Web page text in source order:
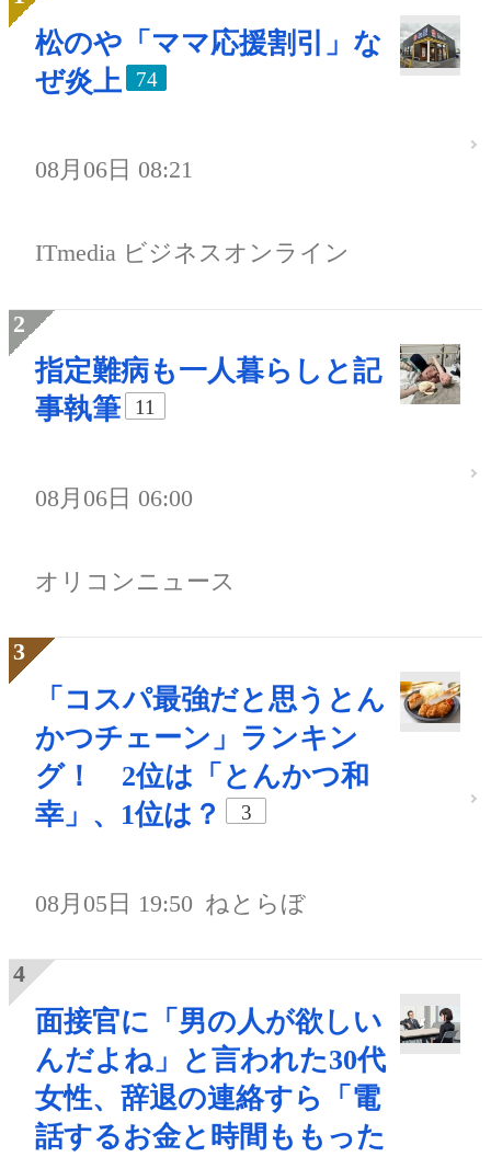
松のや「ママ応援割引」な
ぜ炎上
74
08月06日 08:21
ITmedia ビジネスオンライン
指定難病も一人暮らしと記
事執筆
11
08月06日 06:00
オリコンニュース
「コスパ最強だと思うとん
かつチェーン」ランキン
グ！ 2位は「とんかつ和
幸」、1位は？
3
08月05日 19:50 ねとらぼ
面接官に「男の人が欲しい
んだよね」と言われた30代
女性、辞退の連絡すら「電
話するお金と時間ももった